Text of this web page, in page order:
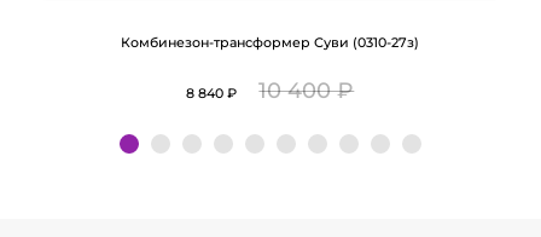
Комбинезон-трансформер Суви (0310-27з)
8 840 ₽ 10 400 ₽
Подробнее